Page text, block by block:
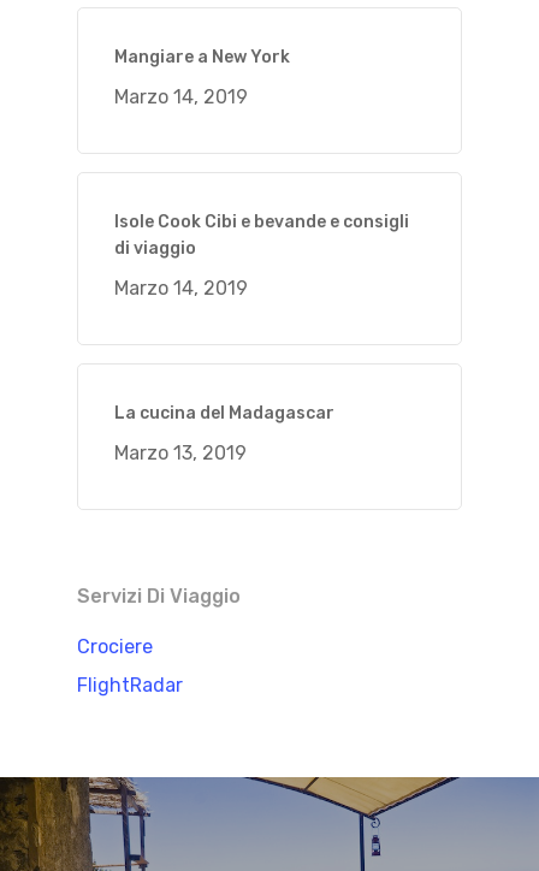
Mangiare a New York
Marzo 14, 2019
Isole Cook Cibi e bevande e consigli
di viaggio
Marzo 14, 2019
La cucina del Madagascar
Marzo 13, 2019
Servizi Di Viaggio
Crociere
FlightRadar